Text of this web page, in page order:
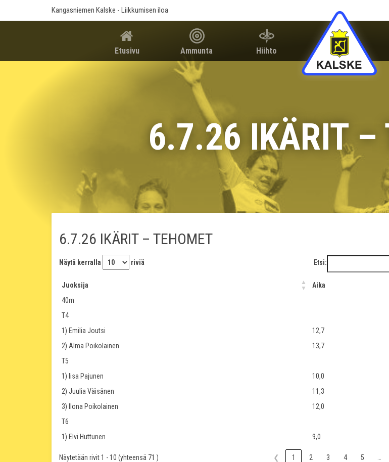
Kangasniemen Kalske - Liikkumisen iloa
Etusivu Ammunta Hiihto
6.7.26 IKÄRIT –
6.7.26 IKÄRIT – TEHOMET
Näytä kerralla riviä Etsi:
Juoksija
Aika
40m
T4
1) Emilia Joutsi
12,7
2) Alma Poikolainen
13,7
T5
1) Iisa Pajunen
10,0
2) Juulia Väisänen
11,3
3) Ilona Poikolainen
12,0
T6
1) Elvi Huttunen
9,0
Näytetään rivit 1 - 10 (yhteensä 71 ) ❮ 1 2 3 4 5